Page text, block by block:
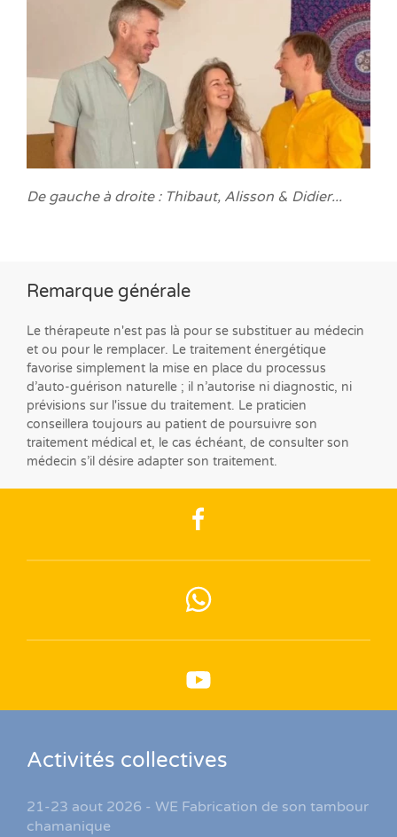
De gauche à droite : Thibaut, Alisson & Didier...
Remarque générale
Le thérapeute n'est pas là pour se substituer au médecin
et ou pour le remplacer. Le traitement énergétique
favorise simplement la mise en place du processus
d’auto-guérison naturelle ; il n’autorise ni diagnostic, ni
prévisions sur l'issue du traitement. Le praticien
conseillera toujours au patient de poursuivre son
traitement médical et, le cas échéant, de consulter son
médecin s’il désire adapter son traitement.
Activités collectives
21-23 aout 2026 - WE Fabrication de son tambour
chamanique